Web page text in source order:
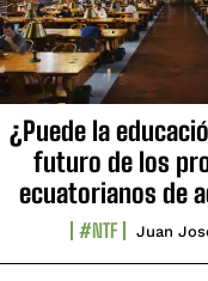
¿Puede la
futuro de los
ecuatorianos de
#NTF Juan